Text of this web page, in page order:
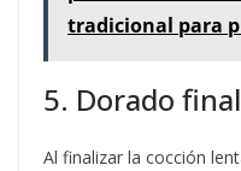
tradicional para
5. Dorado final
Al finalizar la cocción